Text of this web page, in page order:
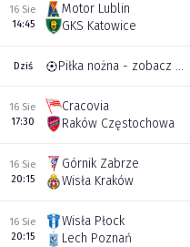
16 Sie
14:45
Motor Lublin
GKS Katowice
Dziś Piłka nożna - zobacz inne transmisje
16 Sie
17:30
Cracovia
Raków Częstochowa
16 Sie
20:15
Górnik Zabrze
Wisła Kraków
16 Sie
20:15
Wisła Płock
Lech Poznań